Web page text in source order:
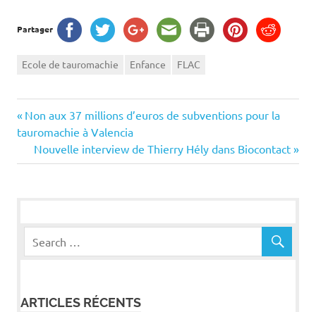
Partager
Ecole de tauromachie Enfance FLAC
Navigation
de
Previous
Post:
Non aux 37 millions d’euros de subventions pour la
tauromachie à Valencia
Next
Post:
Nouvelle interview de Thierry Hély dans Biocontact
ARTICLES RÉCENTS